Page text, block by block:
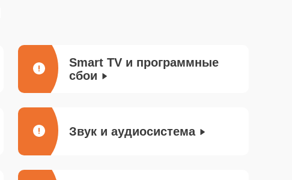
Smart TV и программные
сбои
Звук и аудиосистема